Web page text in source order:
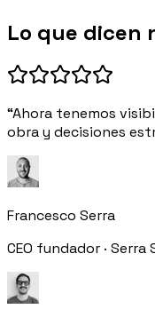
Lo que dicen
“Ahora tenemos
obra y decisiones
Francesco Serra
CEO fundador · Serra